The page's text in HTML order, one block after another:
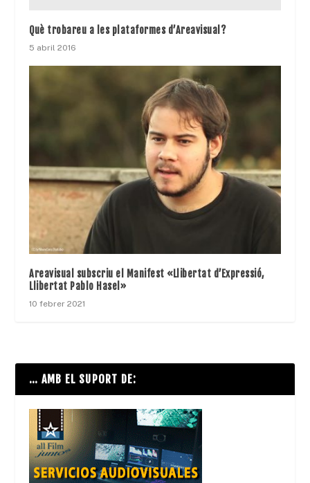
Què trobareu a les plataformes d’Areavisual?
5 abril 2016
Areavisual subscriu el Manifest «Llibertat d’Expressió,
Llibertat Pablo Hasel»
10 febrer 2021
… AMB EL SUPORT DE: